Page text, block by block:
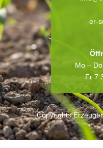
er-
Mo –
Fr
Copyrights